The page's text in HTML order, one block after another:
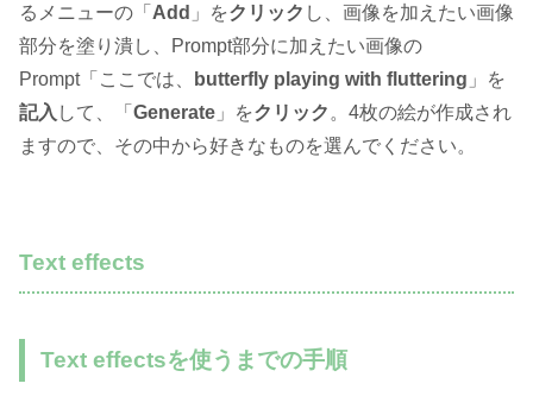
るメニューの「 Add 」をクリック し、画像を加えたい画像
部分を塗り潰し、Prompt部分に加えたい画像の
Prompt「ここでは、
butterfly playing with fluttering 」を
記入 して、「 Generate 」をクリック 。4枚の絵が作成され
ますので、その中から好きなものを選んでください。
Text effects
Text effectsを使うまでの手順